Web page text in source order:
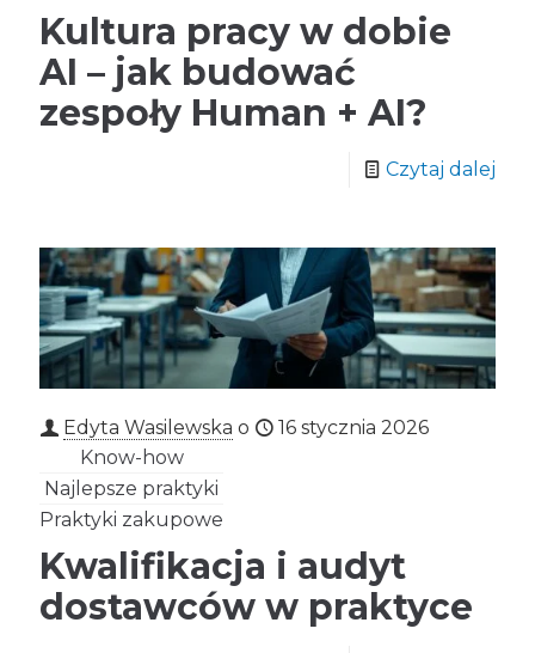
Kultura pracy w dobie
AI – jak budować
zespoły Human + AI?
Czytaj dalej
Edyta Wasilewska o
16 stycznia 2026
Know-how
Najlepsze praktyki
Praktyki zakupowe
Kwalifikacja i audyt
dostawców w praktyce